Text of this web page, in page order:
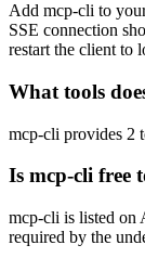
Add mcp-cli to
SSE connection
restart the client to
What tools
mcp-cli provides 2
Is mcp-cli free
mcp-cli is listed on
required by the